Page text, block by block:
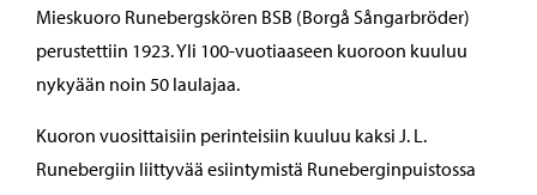
Mieskuoro Runebergskören BSB (Borgå Sångarbröder)
perustettiin 1923. Yli 100-vuotiaaseen kuoroon kuuluu
nykyään noin 50 laulajaa.
Kuoron vuosittaisiin perinteisiin kuuluu kaksi J. L.
Runebergiin liittyvää esiintymistä Runeberginpuistossa